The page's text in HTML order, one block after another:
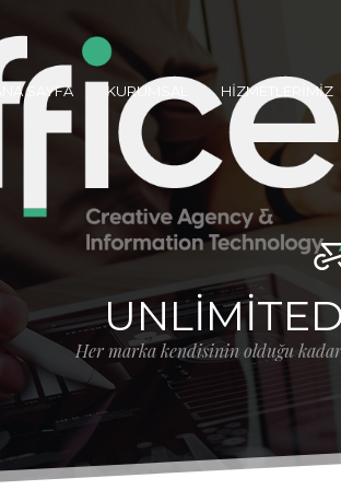
ANA SAYFA KURUMSAL HİZMETLERİMİZ
Her marka kendisinin olduğu